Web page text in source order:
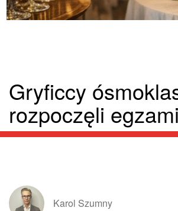
Gryficcy
rozpoczęli
Karol Szumny